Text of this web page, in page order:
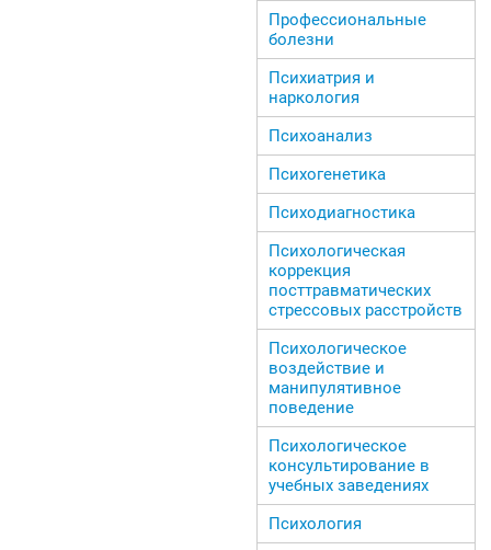
Профессиональные
болезни
Психиатрия и
наркология
Психоанализ
Психогенетика
Психодиагностика
Психологическая
коррекция
посттравматических
стрессовых расстройств
Психологическое
воздействие и
манипулятивное
поведение
Психологическое
консультирование в
учебных заведениях
Психология